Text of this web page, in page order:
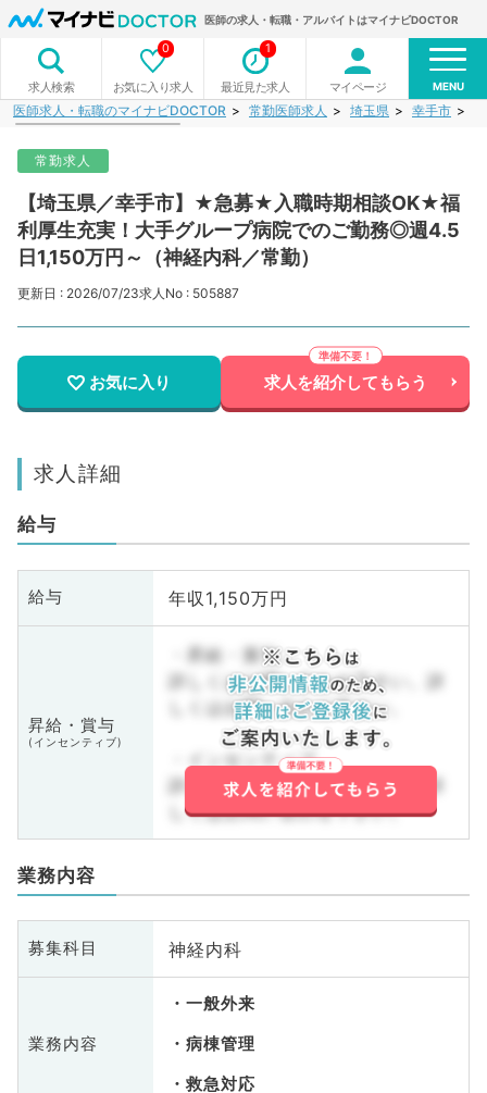
医師の求人・転職・アルバイトはマイナビDOCTOR
求人検索 お気に入り求人
0
最近見た求人
1
マイページ MENU
医師求人・転職のマイナビDOCTOR 常勤医師求人 埼玉県 幸手市
常勤求人
【埼玉県／幸手市】★急募★入職時期相談OK★福
利厚生充実！大手グループ病院でのご勤務◎週4.5
日1,150万円～（神経内科／常勤）
更新日 : 2026/07/23求人No : 505887
お気に入り 求人を紹介してもらう
求人詳細
給与
給与 年収1,150万円
昇給・賞与
(インセンティブ)
・昇給・賞与
詳しくはお問い合わせ下さい。詳
しくはお問い合わせ下さい。
・インセンティブ
詳しくはお問い合わせ下さい。詳
しくはお問い合わせ下さい。
業務内容
募集科目 神経内科
業務内容
一般外来
病棟管理
救急対応